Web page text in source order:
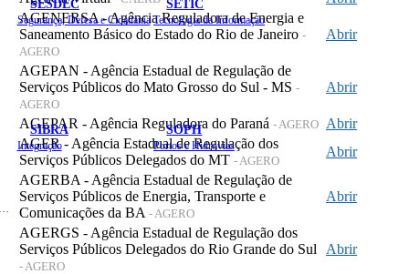
SESDEC
Segurança, Defesa e Cidadania
SETIC
Tecnologia da Informação
SIBRA
Integração
SOPH
Portos e Hidrovias
AGENERSA - Agência Reguladora de Energia e
Saneamento Básico do Estado do Rio de Janeiro -
AGERO
Abrir
AGEPAN - Agência Estadual de Regulação de
Serviços Públicos do Mato Grosso do Sul - MS -
AGERO
Abrir
AGEPAR - Agência Reguladora do Paraná - AGERO Abrir
AGER - Agência Estadual de Regulação dos
Serviços Públicos Delegados do MT - AGERO
Abrir
AGERBA - Agência Estadual de Regulação de
Serviços Públicos de Energia, Transporte e
Comunicações da BA - AGERO
Abrir
AGERGS - Agência Estadual de Regulação dos
Serviços Públicos Delegados do Rio Grande do Sul
- AGERO
Abrir